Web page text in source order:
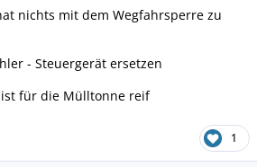
nichts mit dem Wegfahrsperre zu
- Steuergerät ersetzen
ist für die Mülltonne reif
1